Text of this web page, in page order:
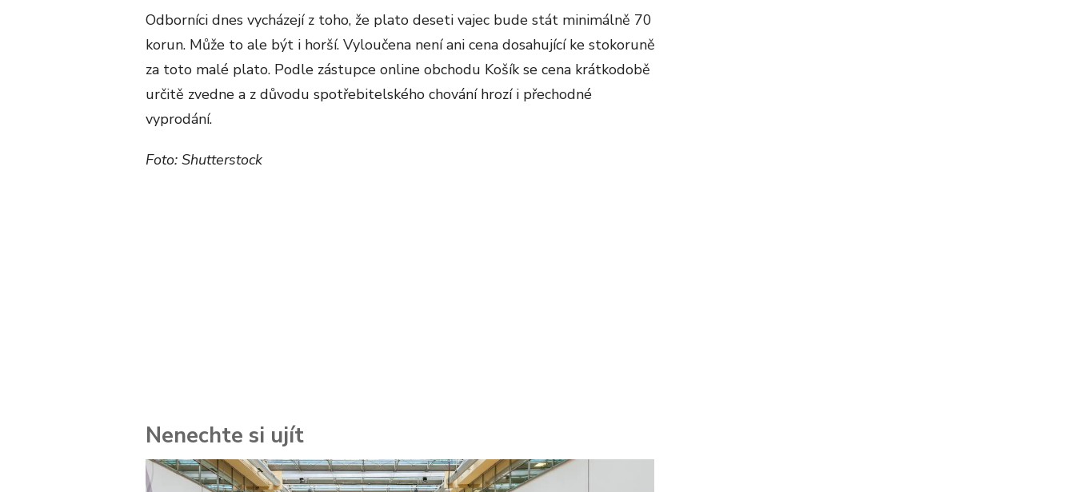
Odborníci dnes vycházejí z toho, že plato deseti vajec bude stát minimálně 70
korun. Může to ale být i horší. Vyloučena není ani cena dosahující ke stokoruně
za toto malé plato. Podle zástupce online obchodu Košík se cena krátkodobě
určitě zvedne a z důvodu spotřebitelského chování hrozí i přechodné
vyprodání.
Foto: Shutterstock
Nenechte si ujít